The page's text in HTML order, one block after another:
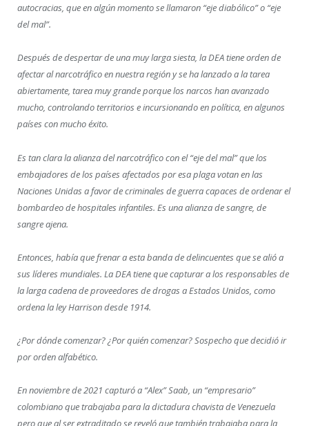
autocracias, que en algún momento se llamaron “eje diabólico” o “eje
del mal”.
Después de despertar de una muy larga siesta, la DEA tiene orden de
afectar al narcotráfico en nuestra región y se ha lanzado a la tarea
abiertamente, tarea muy grande porque los narcos han avanzado
mucho, controlando territorios e incursionando en política, en algunos
países con mucho éxito.
Es tan clara la alianza del narcotráfico con el “eje del mal” que los
embajadores de los países afectados por esa plaga votan en las
Naciones Unidas a favor de criminales de guerra capaces de ordenar el
bombardeo de hospitales infantiles. Es una alianza de sangre, de
sangre ajena.
Entonces, había que frenar a esta banda de delincuentes que se alió a
sus líderes mundiales. La DEA tiene que capturar a los responsables de
la larga cadena de proveedores de drogas a Estados Unidos, como
ordena la ley Harrison desde 1914.
¿Por dónde comenzar? ¿Por quién comenzar? Sospecho que decidió ir
por orden alfabético.
En noviembre de 2021 capturó a “Alex” Saab, un “empresario”
colombiano que trabajaba para la dictadura chavista de Venezuela
pero que al ser extraditado se reveló que también trabajaba para la